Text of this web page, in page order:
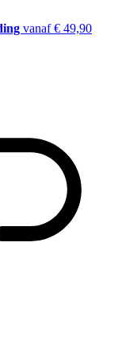
vanaf € 49,90